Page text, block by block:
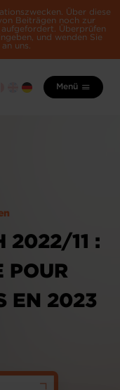
Über diese
Beiträgen noch zur
Überprüfen
und wenden Sie
uns.
Menü
2022/11 :
POUR
EN 2023